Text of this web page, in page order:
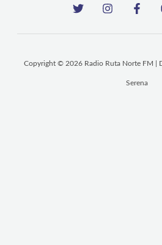
Copyright © 2026 Radio Ruta Norte FM |
Serena